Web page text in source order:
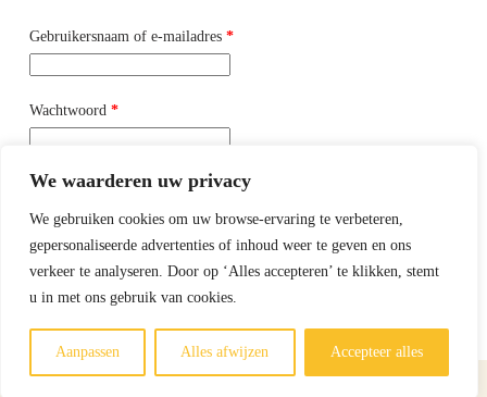
We waarderen uw privacy
We gebruiken cookies om uw browse-ervaring te verbeteren,
gepersonaliseerde advertenties of inhoud weer te geven en ons
verkeer te analyseren. Door op ‘Alles accepteren’ te klikken, stemt
u in met ons gebruik van cookies.
Aanpassen Alles afwijzen Accepteer alles
Gebruikersnaam of e-mailadres *Vereist
Wachtwoord *Vereist
Onthouden
Login